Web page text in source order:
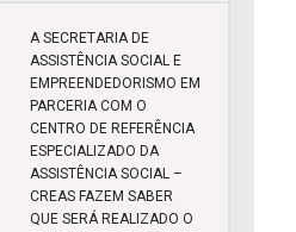
A SECRETARIA DE
ASSISTÊNCIA SOCIAL E
EMPREENDEDORISMO EM
PARCERIA COM O
CENTRO DE REFERÊNCIA
ESPECIALIZADO DA
ASSISTÊNCIA SOCIAL –
CREAS FAZEM SABER
QUE SERÁ REALIZADO O